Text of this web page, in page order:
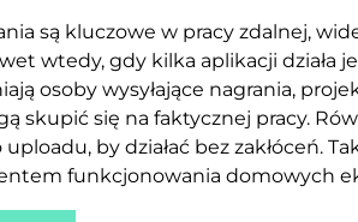
są kluczowe w pracy zdalnej,
wtedy, gdy kilka aplikacji działa
osoby wysyłające nagrania,
się na faktycznej pracy.
by działać bez zakłóceń.
funkcjonowania domowych